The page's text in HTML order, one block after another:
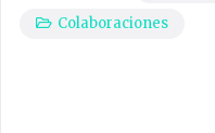
Colaboraciones